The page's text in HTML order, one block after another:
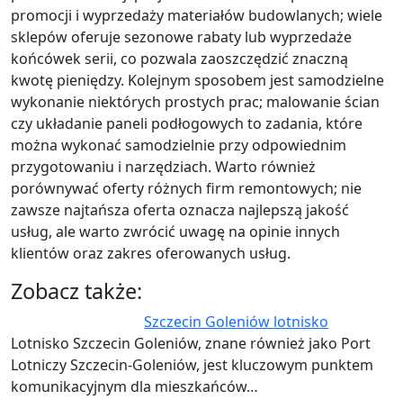
promocji i wyprzedaży materiałów budowlanych; wiele
sklepów oferuje sezonowe rabaty lub wyprzedaże
końcówek serii, co pozwala zaoszczędzić znaczną
kwotę pieniędzy. Kolejnym sposobem jest samodzielne
wykonanie niektórych prostych prac; malowanie ścian
czy układanie paneli podłogowych to zadania, które
można wykonać samodzielnie przy odpowiednim
przygotowaniu i narzędziach. Warto również
porównywać oferty różnych firm remontowych; nie
zawsze najtańsza oferta oznacza najlepszą jakość
usług, ale warto zwrócić uwagę na opinie innych
klientów oraz zakres oferowanych usług.
Zobacz także:
Szczecin Goleniów lotnisko
Lotnisko Szczecin Goleniów, znane również jako Port
Lotniczy Szczecin-Goleniów, jest kluczowym punktem
komunikacyjnym dla mieszkańców…